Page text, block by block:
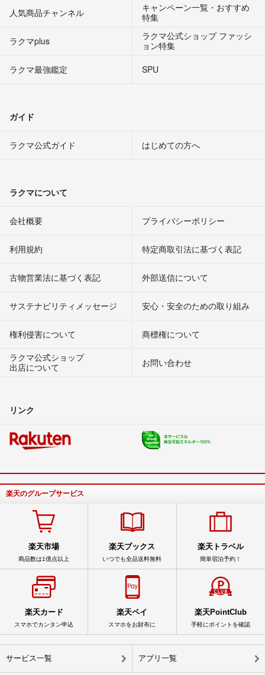
人気商品チャンネル
キャンペーン一覧・おすすめ
特集
ラクマplus
ラクマ公式ショップ ファッシ
ョン特集
ラクマ最強鑑定
SPU
ガイド
ラクマ公式ガイド はじめての方へ
ラクマについて
会社概要 プライバシーポリシー
利用規約 特定商取引法に基づく表記
古物営業法に基づく表記 外部送信について
サステナビリティメッセージ 安心・安全のための取り組み
権利侵害について
商標権について
ラクマ公式ショップ
出店について
お問い合わせ
リンク
楽天のグループサービス
楽天市場
商品数は1億点以上
楽天ブックス
いつでも全品送料無料
楽天トラベル
簡単宿泊予約！
楽天カード
スマホでカンタン申込
楽天ペイ
スマホをお財布に
楽天PointClub
手軽にポイントを確認
サービス一覧 アプリ一覧